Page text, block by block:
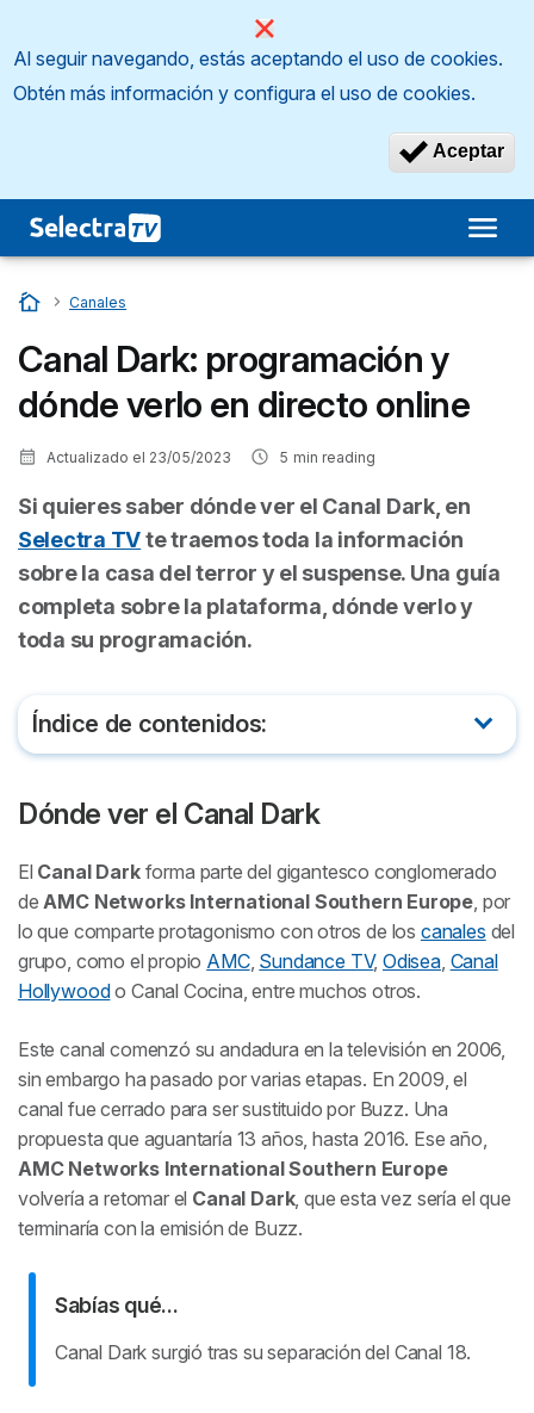
Al seguir navegando, estás aceptando el uso de cookies.
Obtén más información y configura el uso de cookies.
Aceptar
Inicio
…
Canales
Canal Dark: programación y
dónde verlo en directo online
Actualizado el 23/05/2023 5 min reading
Si quieres saber dónde ver el Canal Dark, en
Selectra TVte traemos toda la información
sobre la casa del terror y el suspense. Una guía
completa sobre la plataforma, dónde verlo y
toda su programación.
Índice de contenidos:
¿Puedo ver el Canal Dark online?
Dónde ver el Canal Dark
El Canal Darkforma parte del gigantesco conglomerado
de AMC Networks International Southern Europe , por
lo que comparte protagonismo con otros de los canales del
grupo, como el propio AMC, Sundance TV,Odisea, Canal
Hollywoodo Canal Cocina, entre muchos otros.
Este canal comenzó su andadura en la televisión en 2006,
sin embargo ha pasado por varias etapas. En 2009, el
canal fue cerrado para ser sustituido por Buzz. Una
propuesta que aguantaría 13 años, hasta 2016. Ese año,
AMC Networks International Southern Europe
volvería a retomar el Canal Dark, que esta vez sería el que
terminaría con la emisión de Buzz.
Sabías qué...
Canal Dark surgió tras su separación del Canal 18.